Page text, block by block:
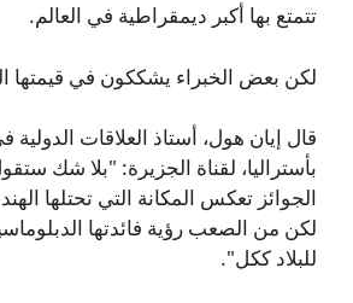
تتمتع بها أكبر ديمقراطية في العالم.
لكن بعض الخبراء يشككون في قيمتها
قال إيان هول، أستاذ العلاقات
بأستراليا، لقناة الجزيرة: "بلا شك
الجوائز تعكس المكانة التي تحتلها
لكن من الصعب رؤية فائدتها
للبلاد ككل".